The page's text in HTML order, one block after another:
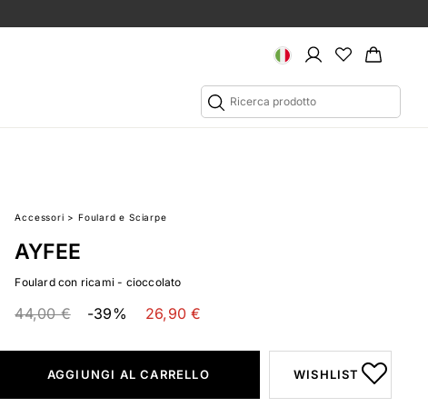
Accessori > Foulard e Sciarpe
AYFEE
Foulard con ricami - cioccolato
44,00 € -39% 26,90 €
AGGIUNGI AL CARRELLO WISHLIST